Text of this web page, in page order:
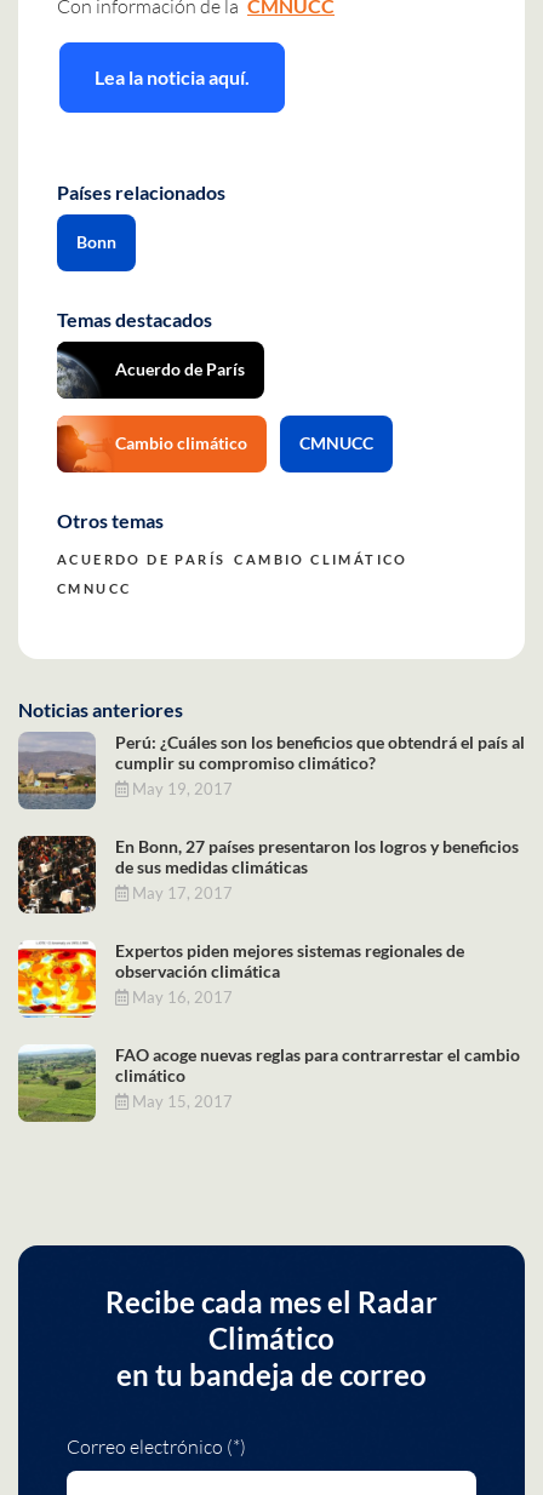
Con información de la CMNUCC
Lea la noticia aquí.
Países relacionados
Bonn
Temas destacados
Acuerdo de París
Cambio climático CMNUCC
Otros temas
ACUERDO DE PARÍS
CAMBIO CLIMÁTICO
CMNUCC
Noticias anteriores
Perú: ¿Cuáles son los beneficios que obtendrá el país al
cumplir su compromiso climático?
May 19, 2017
En Bonn, 27 países presentaron los logros y beneficios
de sus medidas climáticas
May 17, 2017
Expertos piden mejores sistemas regionales de
observación climática
May 16, 2017
FAO acoge nuevas reglas para contrarrestar el cambio
climático
May 15, 2017
Recibe cada mes el Radar
Climático
en tu bandeja de correo
Correo electrónico (*)